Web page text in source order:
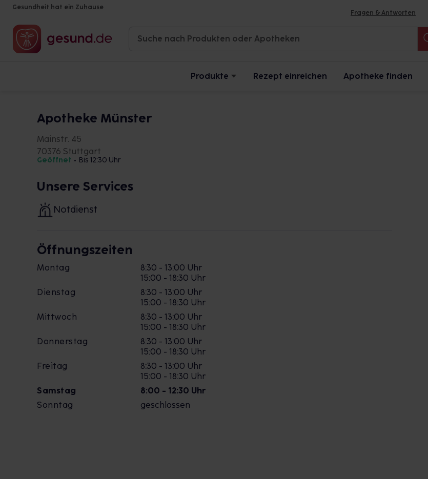
Gesundheit hat ein Zuhause
Fragen & Antworten
Produkte Rezept einreichen Apotheke finden
Apotheke Münster
Mainstr. 45
70376 Stuttgart
Geöffnet • Bis 12:30 Uhr
Unsere Services
Notdienst
Öffnungszeiten
Montag
8:30 - 13:00 Uhr
15:00 - 18:30 Uhr
Dienstag
8:30 - 13:00 Uhr
15:00 - 18:30 Uhr
Mittwoch
8:30 - 13:00 Uhr
15:00 - 18:30 Uhr
Donnerstag
8:30 - 13:00 Uhr
15:00 - 18:30 Uhr
Freitag
8:30 - 13:00 Uhr
15:00 - 18:30 Uhr
Samstag
8:00 - 12:30 Uhr
Sonntag
geschlossen